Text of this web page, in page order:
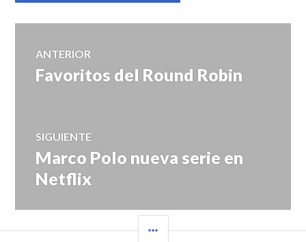
Navegación
de
entradas
ANTERIOR
Entrada
Favoritos del Round Robin
SIGUIENTE
Entrada
siguiente:
Marco Polo nueva serie en
Netflix